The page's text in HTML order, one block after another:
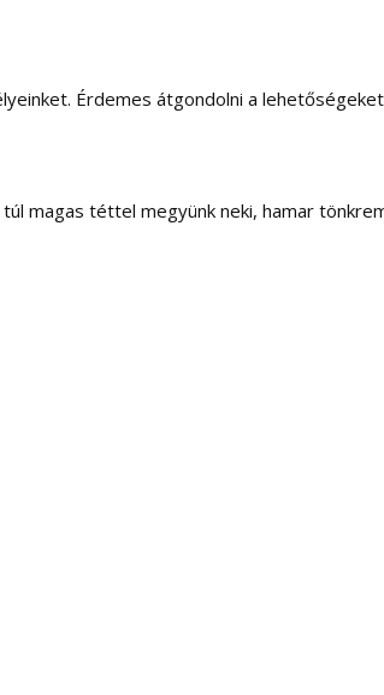
Érdemes átgondolni a
magas téttel megyünk neki, hamar